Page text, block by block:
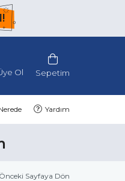
Sepetim
Ol
Yardım
Önceki Sayfaya Dön